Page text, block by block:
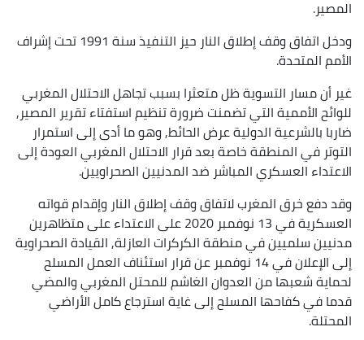
المصير.
ودخل اتفاق وقف إطلاق النار حيز التنفيذ سنة 1991 تحت إشراف
الأمم المتحدة.
غير أن مسار التسوية ظل متعثرا بسبب تجاهل الاحتلال المغربي
للوائح الأممية التي تضمنت ضرورة تنظيم استفتاء تقرير المصير,
ضاربا بالشرعية الدولية عرض الحائط, وهو ما أدى إلى استمرار
التوتر في المنطقة خاصة بعد قرار الاحتلال المغربي العودة إلى
الاعتداء العسكري المباشر ضد المدنيين الصحراويين.
وقد دفع خرق المغرب لاتفاق وقف إطلاق النار وإقدام قواته
العسكرية في 13 نوفمبر 2020 على الاعتداء على متظاهرين
مدنيين سلميين في منطقة الكركرات العازلة, القيادة الصحراوية
إلى الإعلان في 14 نوفمبر عن قرار استئناف العمل المسلح
لحماية شعبها من العدوان الغاشم للمحتل المغربي والمضي
قدما في كفاحها المسلح إلى غاية استرجاع كامل الأراضي
المحتلة.